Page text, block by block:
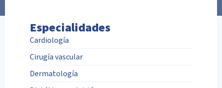
Especialidades
Cardiología
Cirugía vascular
Dermatología